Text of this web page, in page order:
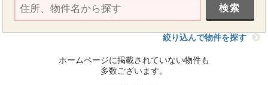
絞り込んで物件を探す
ホームページに掲載されていない物件も
多数ございます。